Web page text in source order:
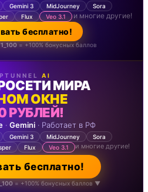
Gemini 3 MidJourney
Sora
Flux Veo 3.1 и многие другие!
бесплатно!
= +100% бонусных баллов
AI
МИРА
ОКНЕ
РУБЛЕЙ!
· Gemini · Работает в РФ
Gemini 3 MidJourney
Sora
Flux Veo 3.1 и многие другие!
бесплатно!
= +100% бонусных баллов ▼